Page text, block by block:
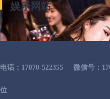
娱乐网站
电话：17070-522355 微信号：
位